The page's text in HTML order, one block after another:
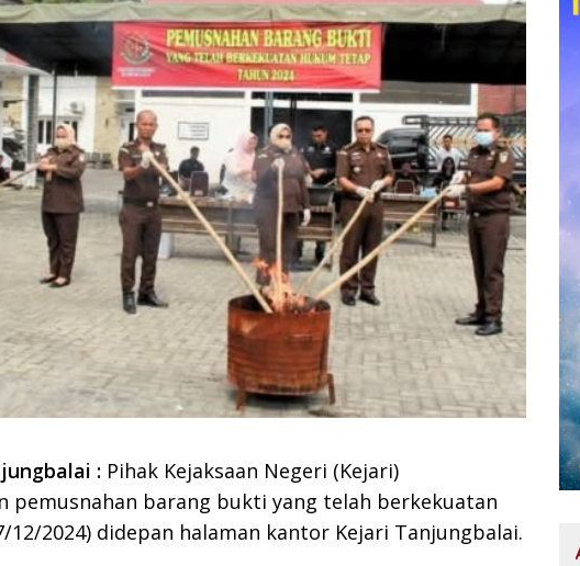
: Pihak Kejaksaan Negeri (Kejari)
pemusnahan barang bukti yang telah berkekuatan
12/2024) didepan halaman kantor Kejari Tanjungbalai.